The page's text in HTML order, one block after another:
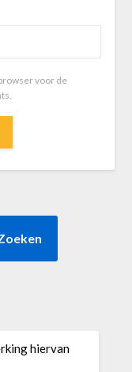
voor de
hiervan